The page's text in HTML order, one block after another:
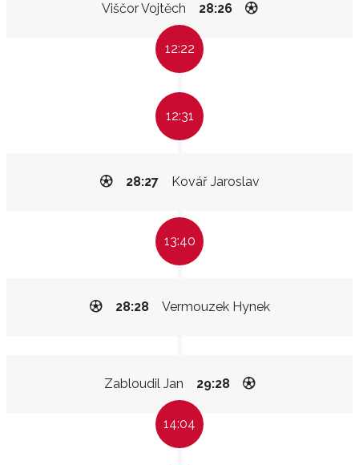
Viščor Vojtěch 28:26
12:22
12:31
Kovář Jaroslav
28:27
13:40
Vermouzek Hynek
28:28
Zabloudil Jan 29:28
14:04